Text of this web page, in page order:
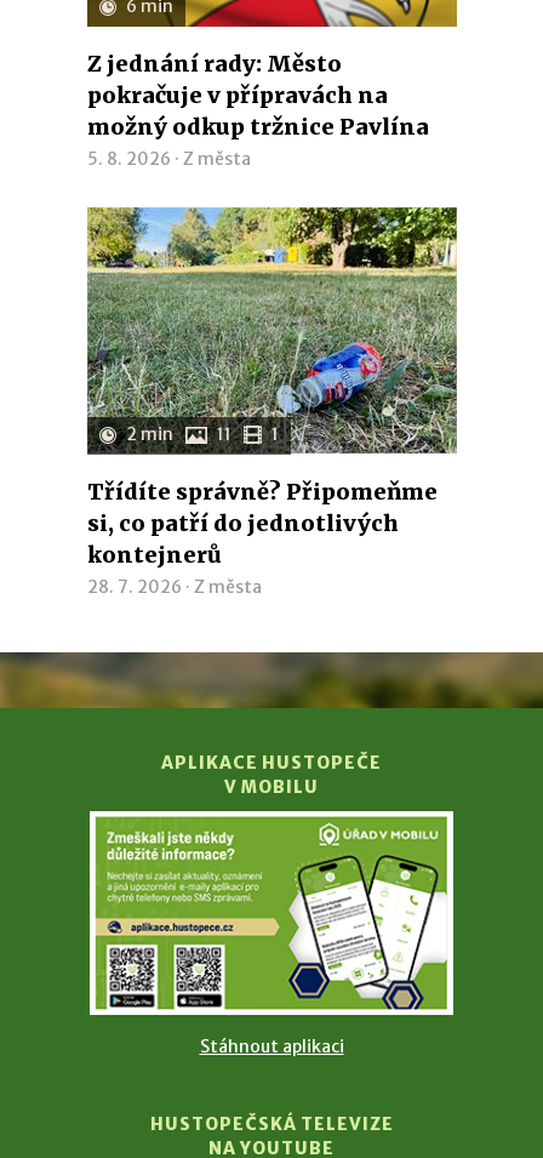
6 min
Z jednání rady: Město
pokračuje v přípravách na
možný odkup tržnice Pavlína
5. 8. 2026 · Z města
2 min 11 1
Třídíte správně? Připomeňme
si, co patří do jednotlivých
kontejnerů
28. 7. 2026 · Z města
APLIKACE HUSTOPEČE
V MOBILU
Stáhnout aplikaci
HUSTOPEČSKÁ TELEVIZE
NA YOUTUBE